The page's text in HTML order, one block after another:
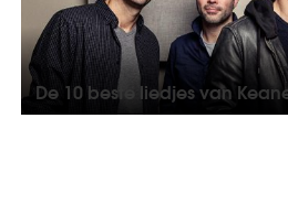
De 10 beste liedjes van